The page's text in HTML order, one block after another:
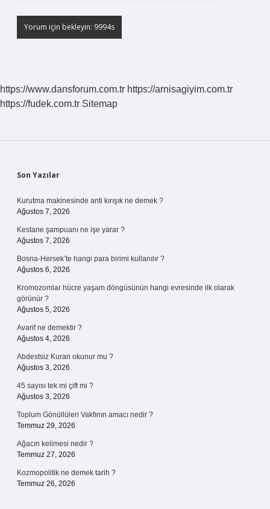
https://www.dansforum.com.tr https://arnisagiyim.com.tr
https://fudek.com.tr Sitemap
Sidebar
Son Yazılar
Kurutma makinesinde anti kırışık ne demek ?
Ağustos 7, 2026
Kestane şampuanı ne işe yarar ?
Ağustos 7, 2026
Bosna-Hersek’te hangi para birimi kullanılır ?
Ağustos 6, 2026
Kromozomlar hücre yaşam döngüsünün hangi evresinde ilk olarak
görünür ?
Ağustos 5, 2026
Avarif ne demektir ?
Ağustos 4, 2026
Abdestsiz Kuran okunur mu ?
Ağustos 3, 2026
45 sayısı tek mi çift mi ?
Ağustos 3, 2026
Toplum Gönüllüleri Vakfının amacı nedir ?
Temmuz 29, 2026
Ağacın kelimesi nedir ?
Temmuz 27, 2026
Kozmopolitik ne demek tarih ?
Temmuz 26, 2026